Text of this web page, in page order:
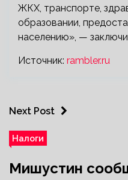
ЖКХ, транспорте,
образовании,
населению», —
Источник: rambler.ru
Next Post
Налоги
Мишустин